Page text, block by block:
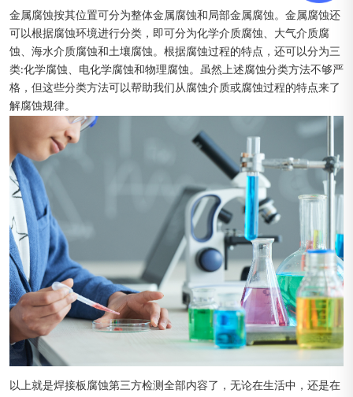
金属腐蚀按其位置可分为整体金属腐蚀和局部金属腐蚀。金属腐蚀还
可以根据腐蚀环境进行分类，即可分为化学介质腐蚀、大气介质腐
蚀、海水介质腐蚀和土壤腐蚀。根据腐蚀过程的特点，还可以分为三
类:化学腐蚀、电化学腐蚀和物理腐蚀。虽然上述腐蚀分类方法不够严
格，但这些分类方法可以帮助我们从腐蚀介质或腐蚀过程的特点来了
解腐蚀规律。
以上就是焊接板腐蚀第三方检测全部内容了，无论在生活中，还是在